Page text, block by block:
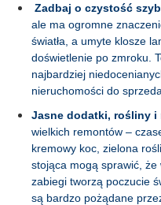
Zadbaj o czystość
ale ma ogromne
światła, a umyte klosze
doświetlenie po zmroku.
najbardziej
nieruchomości do
Jasne dodatki, rośliny i
wielkich remontów –
kremowy koc, zielona
stojąca mogą sprawić, że
zabiegi tworzą poczucie
są bardzo pożądane